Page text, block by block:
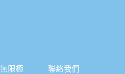
無限極 聯絡我們